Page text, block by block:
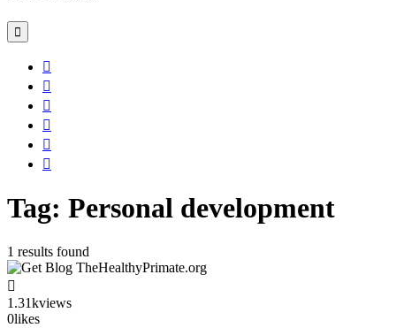
Tag: Personal development
1 results found
1.31kviews
0likes